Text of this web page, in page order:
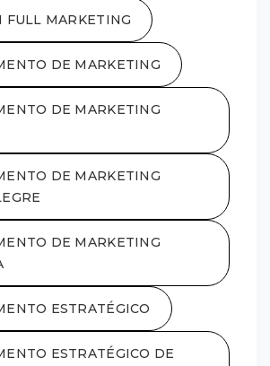
FULL MARKETING
DE MARKETING
DE MARKETING
DE MARKETING
DE MARKETING
ESTRATÉGICO
ESTRATÉGICO DE